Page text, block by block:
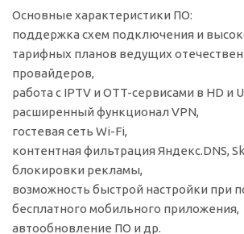
Основные характеристики ПО:
поддержка схем подключения и
тарифных планов ведущих
провайдеров,
работа с IPTV и OTT-сервисами в HD и
расширенный функционал VPN,
гостевая сеть Wi-Fi,
контентная фильтрация Яндекс.DNS,
блокировки рекламы,
возможность быстрой настройки при
бесплатного мобильного приложения,
автообновление ПО и др.